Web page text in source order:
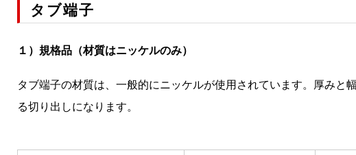
タブ端子
１）規格品（材質はニッケルのみ）
タブ端子の材質は、一般的にニッケルが使用されています。厚みと
る切り出しになります。